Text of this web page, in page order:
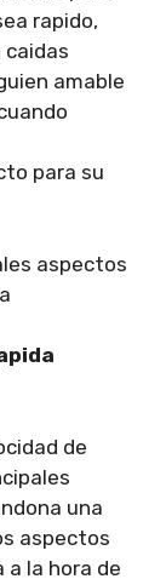
rapido,
caidas
amable
para su
aspectos
de
una
aspectos
la hora de